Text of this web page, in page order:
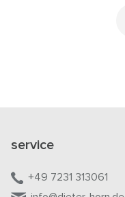
service
+49 7231 313061